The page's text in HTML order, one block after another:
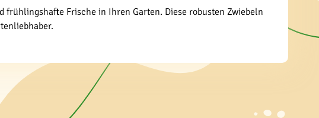
Frische in Ihren Garten. Diese robusten Zwiebeln